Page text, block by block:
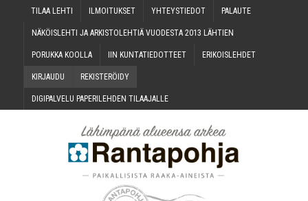
TILAA LEH­TI ILMOI­TUK­SET YHTEYS­TIE­DOT PALAU­TE
NÄKÖIS­LEH­TI JA ARKIS­TO­LEH­TIÄ VUO­DES­TA 2013 LÄHTIEN
PORUK­KA KOOLLA IIN KUN­TA­TIE­DOT­TEET ERI­KOIS­LEH­DET
KIR­JAU­DU REKIS­TE­RÖI­DY
DIGI­PAL­VE­LU PAPE­RI­LEH­DEN TILAAJALLE